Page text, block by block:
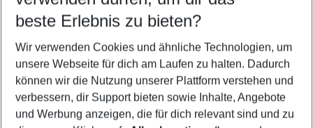
Quicklinks
Urlaub Agadir
Flug & Hotel Agadir
beste Erlebnis zu bieten?
Wir verwenden Cookies und ähnliche Technologien, um
unsere Webseite für dich am Laufen zu halten. Dadurch
können wir die Nutzung unserer Plattform verstehen und
verbessern, dir Support bieten sowie Inhalte, Angebote
und Werbung anzeigen, die für dich relevant sind und zu